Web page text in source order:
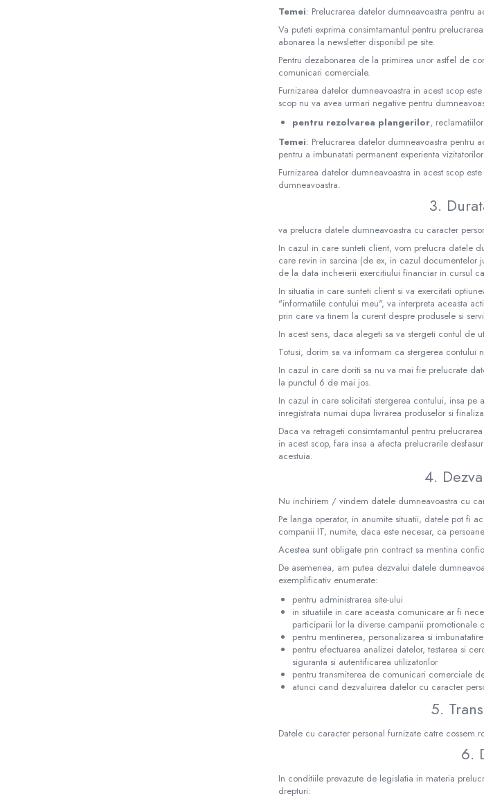
Temei: Prelucrarea datelor dumneavoastra pentru
Va puteti exprima consimtamantul pentru
abonarea la newsletter disponibil pe site.
Pentru dezabonarea de la primirea unor astfel de
comunicari comerciale.
Furnizarea datelor dumneavoastra in acest scop
scop nu va avea urmari negative pentru
pentru rezolvarea plangerilor,
Temei: Prelucrarea datelor dumneavoastra pentru
pentru a imbunatati permanent experienta
Furnizarea datelor dumneavoastra in acest scop
dumneavoastra.
3.
va prelucra datele dumneavoastra cu caracter
In cazul in care sunteti client, vom prelucra datele
care revin in sarcina (de ex, in cazul documentelor
de la data incheierii exercitiului financiar in cursul
In situatia in care sunteti client si va exercitati
"informatiile contului meu", va interpreta aceasta
prin care va tinem la curent despre produsele si
In acest sens, daca alegeti sa va stergeti contul de
Totusi, dorim sa va informam ca stergerea contului
In cazul in care doriti sa nu va mai fie prelucrate
la punctul 6 de mai jos.
In cazul in care solicitati stergerea contului, insa
inregistrata numai dupa livrarea produselor si
Daca va retrageti consimtamantul pentru
in acest scop, fara insa a afecta prelucrarile
acestuia.
4.
Nu inchiriem / vindem datele dumneavoastra cu
Pe langa operator, in anumite situatii, datele pot fi
companii IT, numite, daca este necesar, ca
Acestea sunt obligate prin contract sa mentina
De asemenea, am putea dezvalui datele
exemplificativ enumerate:
pentru administrarea site-ului
in situatiile in care aceasta comunicare ar fi
participarii lor la diverse campanii promotionale
pentru mentinerea, personalizarea si
pentru efectuarea analizei datelor, testarea si
siguranta si autentificarea utilizatorilor
pentru transmiterea de comunicari comerciale
atunci cand dezvaluirea datelor cu caracter
5.
Datele cu caracter personal furnizate catre
6.
In conditiile prevazute de legislatia in materia
drepturi: